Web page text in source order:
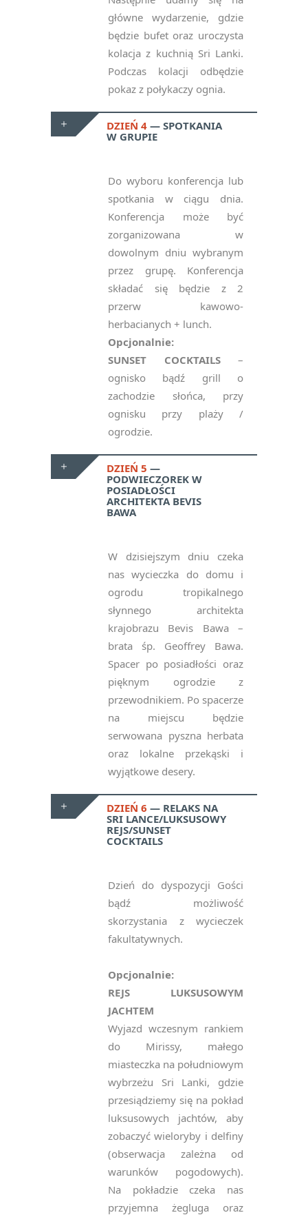
główne wydarzenie, gdzie
będzie bufet oraz uroczysta
kolacja z kuchnią Sri Lanki.
Podczas kolacji odbędzie
pokaz z połykaczy ognia.
DZIEŃ 4
SPOTKANIA
W GRUPIE
Do wyboru konferencja lub
spotkania w ciągu dnia.
Konferencja może być
zorganizowana w
dowolnym dniu wybranym
przez grupę. Konferencja
składać się będzie z 2
przerw kawowo-
herbacianych + lunch.
Opcjonalnie:
SUNSET COCKTAILS–
ognisko bądź grill o
zachodzie słońca, przy
ognisku przy plaży /
ogrodzie.
DZIEŃ 5
PODWIECZOREK W
POSIADŁOŚCI
ARCHITEKTA BEVIS
BAWA
W dzisiejszym dniu czeka
nas wycieczka do domu i
ogrodu tropikalnego
słynnego architekta
krajobrazu Bevis Bawa –
brata śp. Geoffrey Bawa.
Spacer po posiadłości oraz
pięknym ogrodzie z
przewodnikiem. Po spacerze
na miejscu będzie
serwowana pyszna herbata
oraz lokalne przekąski i
wyjątkowe desery.
DZIEŃ 6
RELAKS NA
SRI LANCE/LUKSUSOWY
REJS/SUNSET
COCKTAILS
Dzień do dyspozycji Gości
bądź możliwość
skorzystania z wycieczek
fakultatywnych.
Opcjonalnie:
REJS LUKSUSOWYM
JACHTEM
Wyjazd wczesnym rankiem
do Mirissy, małego
miasteczka na południowym
wybrzeżu Sri Lanki, gdzie
przesiądziemy się na pokład
luksusowych jachtów, aby
zobaczyć wieloryby i delfiny
(obserwacja zależna od
warunków pogodowych).
Na pokładzie czeka nas
przyjemna żegluga oraz